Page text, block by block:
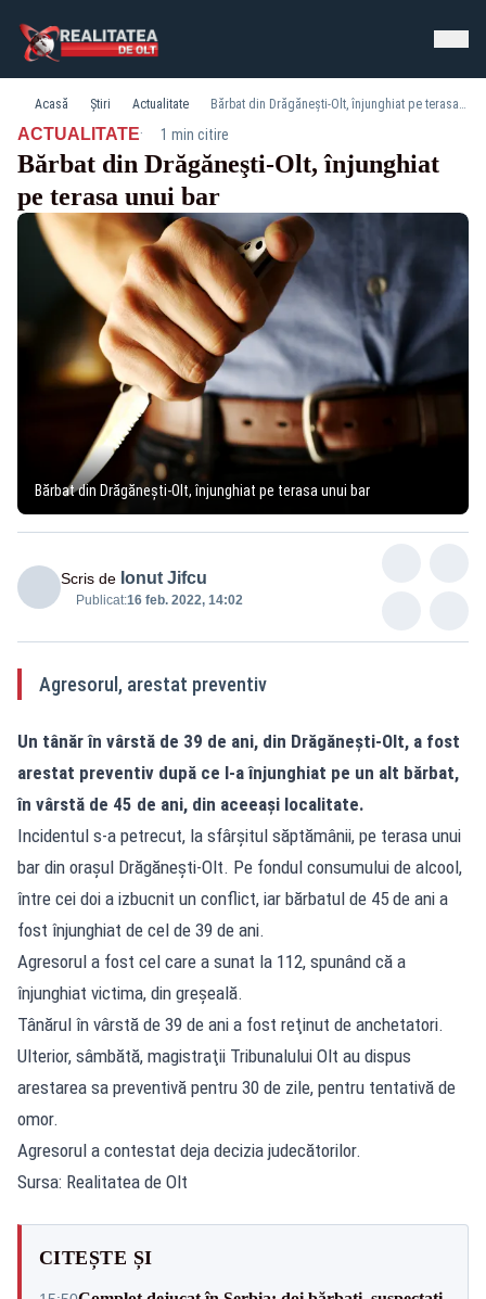
Acasă Știri Actualitate Bărbat din Drăgăneşti-Olt, înjunghiat pe terasa unui bar
ACTUALITATE· 1 min citire
Bărbat din Drăgăneşti-Olt, înjunghiat
pe terasa unui bar
Bărbat din Drăgăneşti-Olt, înjunghiat pe terasa unui bar
Scris de Ionut Jifcu
Publicat:16 feb. 2022, 14:02
Agresorul, arestat preventiv
Un tânăr în vârstă de 39 de ani, din Drăgăneşti-Olt, a fost
arestat preventiv după ce l-a înjunghiat pe un alt bărbat,
în vârstă de 45 de ani, din aceeaşi localitate.
Incidentul s-a petrecut, la sfârşitul săptămânii, pe terasa unui
bar din oraşul Drăgăneşti-Olt. Pe fondul consumului de alcool,
între cei doi a izbucnit un conflict, iar bărbatul de 45 de ani a
fost înjunghiat de cel de 39 de ani.
Agresorul a fost cel care a sunat la 112, spunând că a
înjunghiat victima, din greşeală.
Tânărul în vârstă de 39 de ani a fost reţinut de anchetatori.
Ulterior, sâmbătă, magistraţii Tribunalului Olt au dispus
arestarea sa preventivă pentru 30 de zile, pentru tentativă de
omor.
Agresorul a contestat deja decizia judecătorilor.
Sursa: Realitatea de Olt
CITEȘTE ȘI